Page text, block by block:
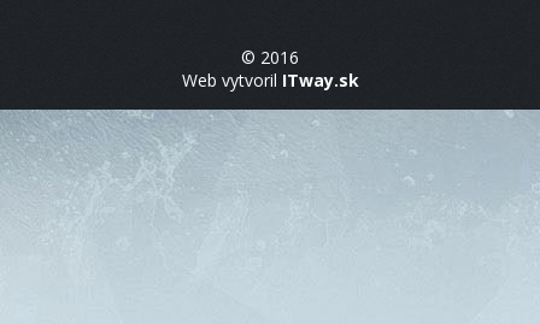
© 2016
Web vytvoril ITway.sk